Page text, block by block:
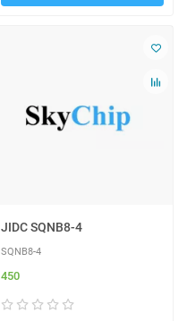
JIDC SQNB8-4
SQNB8-4
450